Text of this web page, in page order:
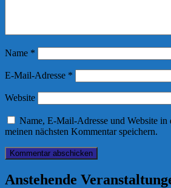
Name *
E-Mail-Adresse *
Website
Name, E-Mail-Adresse und Website in
meinen nächsten Kommentar speichern.
Anstehende